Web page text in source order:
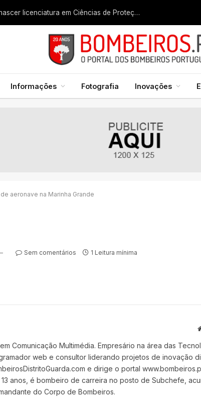
Liga dos Bombeiros quer fazer nascer licenciatura em Ciências de Proteção Civil e Bombeiros
Informações Fotografia Inovações
aeronave na Marinha Grande
Sem comentários 1 Leitura mínima
Comunicação Multimédia. Empresário na área das
web e consultor liderando projetos de inovação
e dirige o portal
anos, é bombeiro de carreira no posto de Subchefe,
do Corpo de Bombeiros.